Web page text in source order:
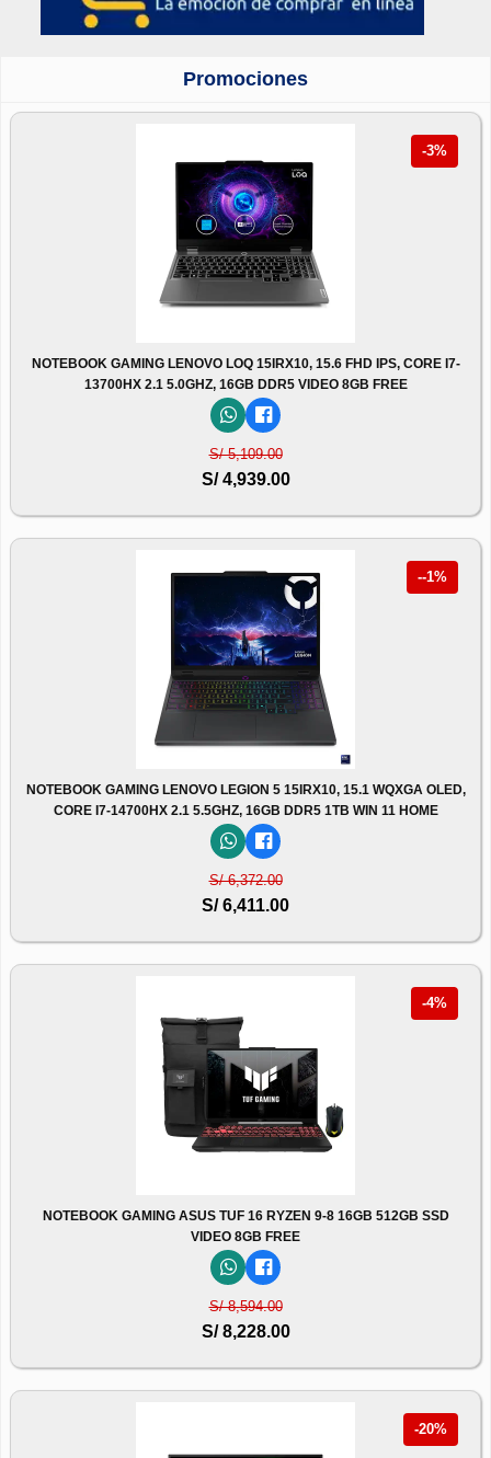
Promociones
-3%
NOTEBOOK GAMING LENOVO LOQ 15IRX10, 15.6 FHD IPS, CORE I7-
13700HX 2.1 5.0GHZ, 16GB DDR5 VIDEO 8GB FREE
S/ 5,109.00
S/ 4,939.00
--1%
NOTEBOOK GAMING LENOVO LEGION 5 15IRX10, 15.1 WQXGA OLED,
CORE I7-14700HX 2.1 5.5GHZ, 16GB DDR5 1TB WIN 11 HOME
S/ 6,372.00
S/ 6,411.00
-4%
NOTEBOOK GAMING ASUS TUF 16 RYZEN 9-8 16GB 512GB SSD
VIDEO 8GB FREE
S/ 8,594.00
S/ 8,228.00
-20%